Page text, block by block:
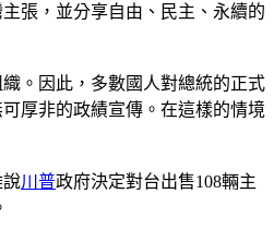
張，並分享自由、民主、永續的
。因此，多數國人對總統的正式
厚非的政績宣傳。在這樣的情境
說川普政府決定對台出售108輛主